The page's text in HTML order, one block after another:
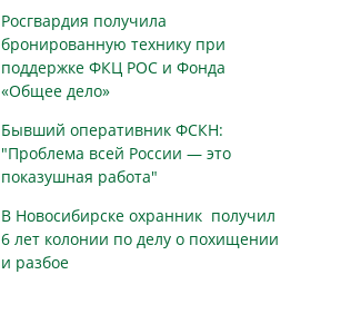
Росгвардия получила
бронированную технику при
поддержке ФКЦ РОС и Фонда
«Общее дело»
Бывший оперативник ФСКН:
"Проблема всей России — это
показушная работа"
В Новосибирске охранник получил
6 лет колонии по делу о похищении
и разбое